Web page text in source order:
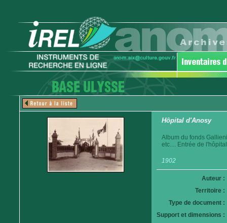
Hôpital d'Anosy
Album du fonds
etc.... Entrée de l'hôpital
1902
Auteur :
Territoire :
Type de document :
Support et dimensions :